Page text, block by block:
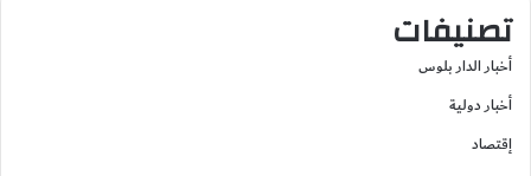
تصنيفات
أخبار الدار بلوس
أخبار دولية
إقتصاد